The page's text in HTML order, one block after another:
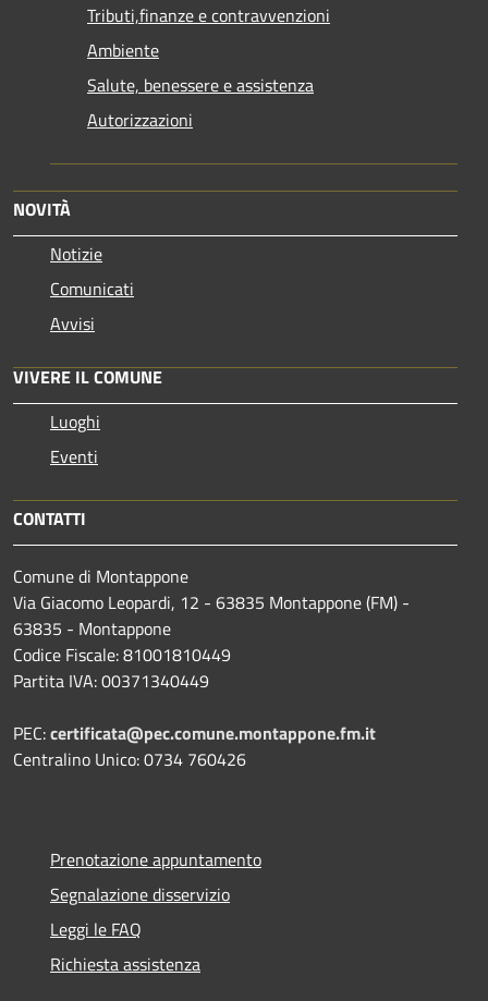
Tributi,finanze e contravvenzioni
Ambiente
Salute, benessere e assistenza
Autorizzazioni
NOVITÀ
Notizie
Comunicati
Avvisi
VIVERE IL COMUNE
Luoghi
Eventi
CONTATTI
Comune di Montappone
Via Giacomo Leopardi, 12 - 63835 Montappone (FM) -
63835 - Montappone
Codice Fiscale: 81001810449
Partita IVA: 00371340449
PEC:certificata@pec.comune.montappone.fm.it
Centralino Unico: 0734 760426
Prenotazione appuntamento
Segnalazione disservizio
Leggi le FAQ
Richiesta assistenza